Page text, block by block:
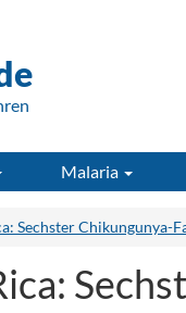
Malaria
Sechster Chikungunya-